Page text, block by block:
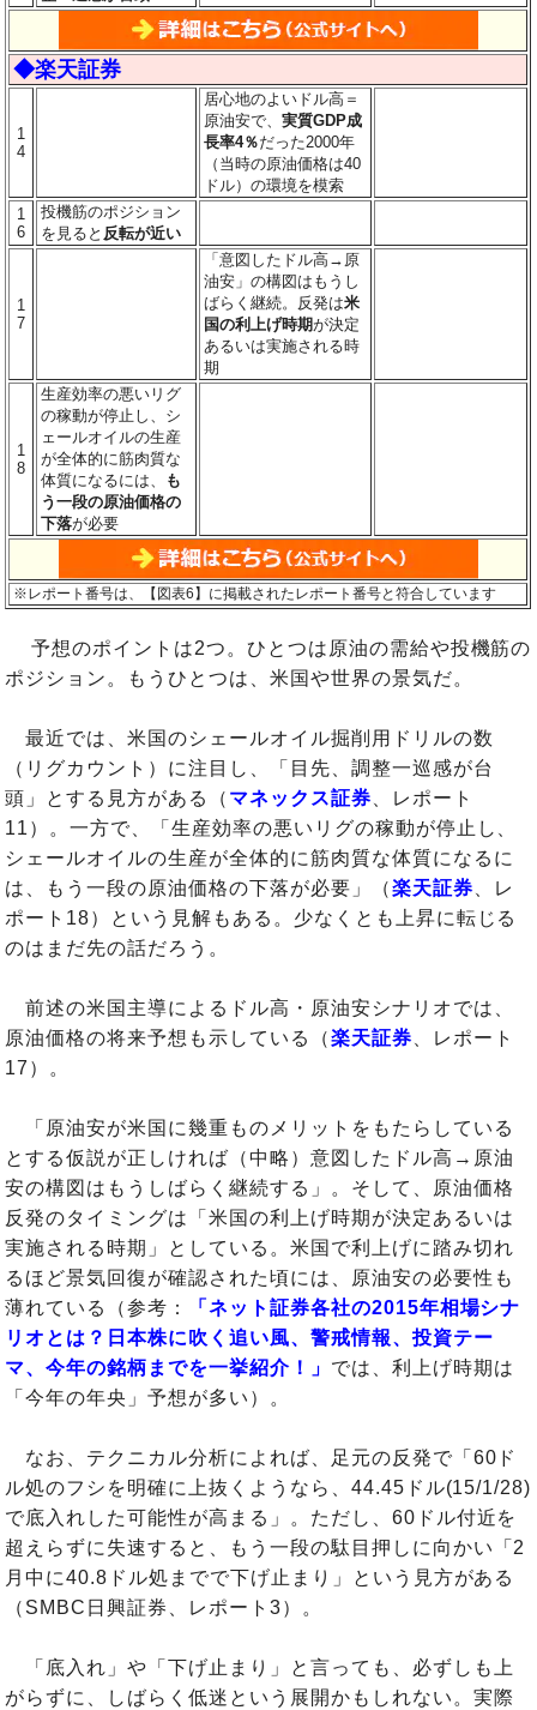
◆楽天証券
1
4
居心地のよいドル高＝
原油安で、実質GDP成
長率4％だった2000年
（当時の原油価格は40
ドル）の環境を模索
1
6
投機筋のポジション
を見ると 反転が近い
1
7
「意図したドル高→原
油安」の構図はもうし
ばらく継続。反発は米
国の利上げ時期が決定
あるいは実施される時
期
1
8
生産効率の悪いリグ
の稼動が停止し、シ
ェールオイルの生産
が全体的に筋肉質な
体質になるには、
も
う一段の原油価格の
下落が必要
※レポート番号は、【図表6】に掲載されたレポート番号と符合しています
予想のポイントは2つ。ひとつは原油の需給や投機筋の
ポジション。もうひとつは、米国や世界の景気だ。
最近では、米国のシェールオイル掘削用ドリルの数
（リグカウント）に注目し、「目先、調整一巡感が台
頭」とする見方がある（ マネックス証券 、レポート
11）。一方で、「生産効率の悪いリグの稼動が停止し、
シェールオイルの生産が全体的に筋肉質な体質になるに
は、もう一段の原油価格の下落が必要」（楽天証券 、レ
ポート18）という見解もある。少なくとも上昇に転じる
のはまだ先の話だろう。
前述の米国主導によるドル高・原油安シナリオでは、
原油価格の将来予想も示している（楽天証券 、レポート
17）。
「原油安が米国に幾重ものメリットをもたらしている
とする仮説が正しければ（中略）意図したドル高→原油
安の構図はもうしばらく継続する」。そして、原油価格
反発のタイミングは「米国の利上げ時期が決定あるいは
実施される時期」としている。米国で利上げに踏み切れ
るほど景気回復が確認された頃には、原油安の必要性も
薄れている（参考：
「ネット証券各社の2015年相場シナ
リオとは？日本株に吹く追い風、警戒情報、投資テー
マ、今年の銘柄までを一挙紹介！」 では、利上げ時期は
「今年の年央」予想が多い）。
なお、テクニカル分析によれば、足元の反発で「60ド
ル処のフシを明確に上抜くようなら、44.45ドル(15/1/28)
で底入れした可能性が高まる」。ただし、60ドル付近を
超えらずに失速すると、もう一段の駄目押しに向かい「2
月中に40.8ドル処までで下げ止まり」という見方がある
（SMBC日興証券、レポート3）。
「底入れ」や「下げ止まり」と言っても、必ずしも上
がらずに、しばらく低迷という展開かもしれない。実際